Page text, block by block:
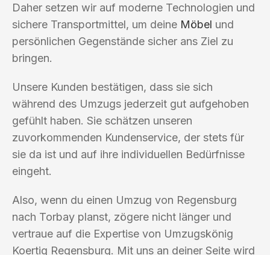
Daher setzen wir auf moderne Technologien und
sichere Transportmittel, um deine Möbel und
persönlichen Gegenstände sicher ans Ziel zu
bringen.
Unsere Kunden bestätigen, dass sie sich
während des Umzugs jederzeit gut aufgehoben
gefühlt haben. Sie schätzen unseren
zuvorkommenden Kundenservice, der stets für
sie da ist und auf ihre individuellen Bedürfnisse
eingeht.
Also, wenn du einen Umzug von Regensburg
nach Torbay planst, zögere nicht länger und
vertraue auf die Expertise von Umzugskönig
Koertig Regensburg. Mit uns an deiner Seite wird